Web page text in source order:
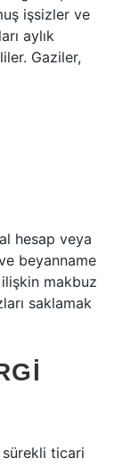
işsizler ve
aylık
Gaziler,
hesap veya
beyanname
ilişkin makbuz
saklamak
sürekli ticari